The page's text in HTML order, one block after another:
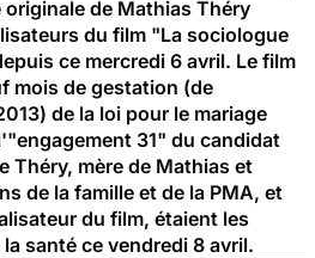
de Mathias Théry
du film "La sociologue
ce mercredi 6 avril. Le film
mois de gestation (de
de la loi pour le mariage
31" du candidat
Théry, mère de Mathias et
de la famille et de la PMA, et
du film, étaient les
santé ce vendredi 8 avril.